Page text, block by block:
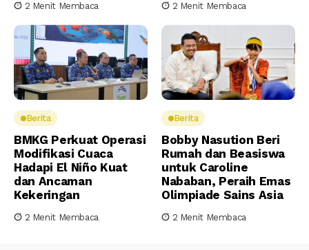
2 Menit Membaca 2 Menit Membaca
Berita
BMKG Perkuat Operasi
Modifikasi Cuaca
Hadapi El Niño Kuat
dan Ancaman
Kekeringan
2 Menit Membaca
Berita
Bobby Nasution Beri
Rumah dan Beasiswa
untuk Caroline
Nababan, Peraih Emas
Olimpiade Sains Asia
2 Menit Membaca